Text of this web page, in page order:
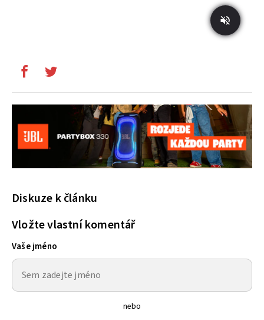
Diskuze k článku
Vložte vlastní komentář
Vaše jméno
nebo